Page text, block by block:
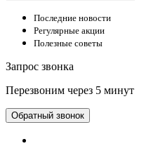
Последние новости
Регулярные акции
Полезные советы
Запрос звонка
Перезвоним через 5 минут
Обратный звонок